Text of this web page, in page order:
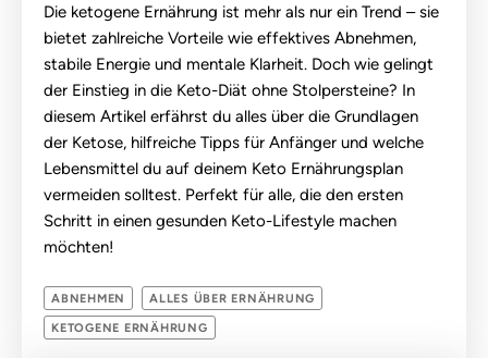
Die ketogene Ernährung ist mehr als nur ein Trend – sie
bietet zahlreiche Vorteile wie effektives Abnehmen,
stabile Energie und mentale Klarheit. Doch wie gelingt
der Einstieg in die Keto-Diät ohne Stolpersteine? In
diesem Artikel erfährst du alles über die Grundlagen
der Ketose, hilfreiche Tipps für Anfänger und welche
Lebensmittel du auf deinem Keto Ernährungsplan
vermeiden solltest. Perfekt für alle, die den ersten
Schritt in einen gesunden Keto-Lifestyle machen
möchten!
ABNEHMEN ALLES ÜBER ERNÄHRUNG
KETOGENE ERNÄHRUNG